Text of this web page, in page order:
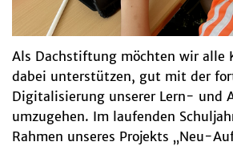
Als Dachstiftung möchten wir alle
dabei unterstützen, gut mit der
Digitalisierung unserer Lern- und
umzugehen. Im laufenden
Rahmen unseres Projekts „Neu-